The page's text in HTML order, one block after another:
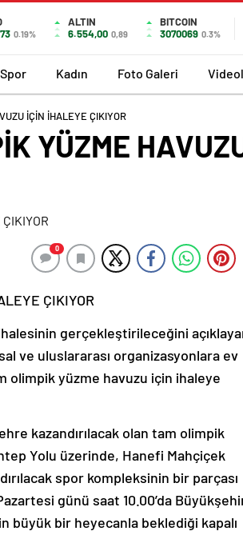
0.19%
ALTIN
6.554,00 0,89
BITCOIN
3070069 0.3%
Spor Kadın Foto Galeri
İÇİN İHALEYE ÇIKIYOR
YÜZME
0
ÇIKIYOR
gerçekleştirileceğini
ve uluslararası organizasyonlara ev
olimpik yüzme havuzu için ihaleye
kazandırılacak olan tam olimpik
Yolu üzerinde, Hanefi Mahçiçek
spor kompleksinin bir parçası
günü saat 10.00’da
büyük bir heyecanla beklediği kapalı